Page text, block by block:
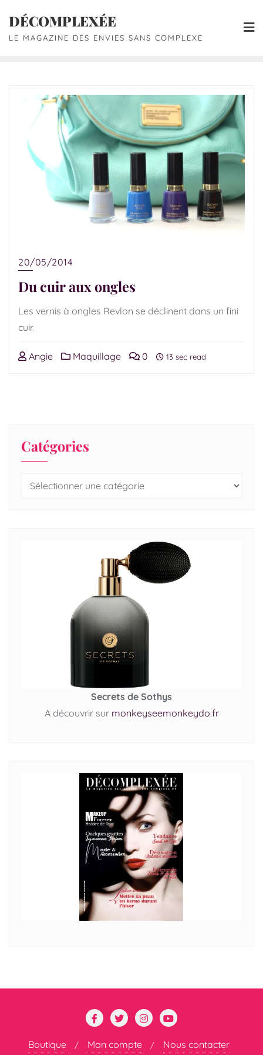
DÉCOMPLEXÉE
LE MAGAZINE DES ENVIES SANS COMPLEXE
20/05/2014
Du cuir aux ongles
Les vernis à ongles Revlon se déclinent dans un fini
cuir.
Angie Maquillage 0 13 sec read
Catégories
Secrets de Sothys
A découvrir sur monkeyseemonkeydo.fr
Boutique Mon compte Nous contacter